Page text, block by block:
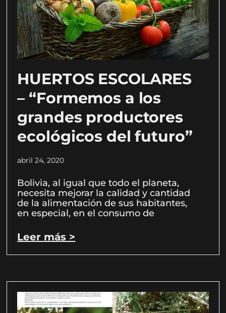
HUERTOS ESCOLARES
– “Formemos a los
grandes productores
ecológicos del futuro”
abril 24, 2020
Bolivia, al igual que todo el planeta,
necesita mejorar la calidad y cantidad
de la alimentación de sus habitantes,
en especial, en el consumo de
Leer más >